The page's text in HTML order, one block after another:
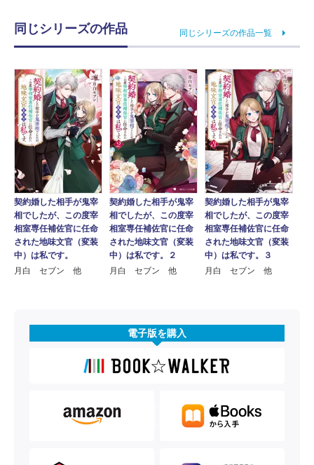
同じシリーズの作品 同じシリーズの作品一覧
契約婚した相手が鬼宰
相でしたが、この度宰
相室専任補佐官に任命
された地味文官（変装
中）は私です。
月白 セブン 他
契約婚した相手が鬼宰
相でしたが、この度宰
相室専任補佐官に任命
された地味文官（変装
中）は私です。２
月白 セブン 他
契約婚した相手が鬼宰
相でしたが、この度宰
相室専任補佐官に任命
された地味文官（変装
中）は私です。３
月白 セブン 他
電子版を購入